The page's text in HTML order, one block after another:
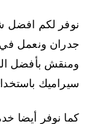
نوفر لكم افضل
جدران ونعمل
ومنقش بأفضل
سيراميك
كما نوفر أيضا